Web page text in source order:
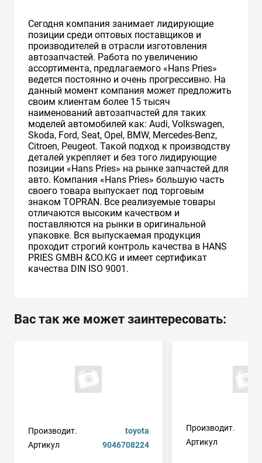
Сегодня компания занимает лидирующие
позиции среди оптовых поставщиков и
производителей в отрасли изготовления
автозапчастей. Работа по увеличению
ассортимента, предлагаемого «Hans Pries»
ведется постоянно и очень прогрессивно. На
данный момент компания может предложить
своим клиентам более 15 тысяч
наименований автозапчастей для таких
моделей автомобилей как: Audi, Volkswagen,
Skoda, Ford, Seat, Opel, BMW, Mercedes-Benz,
Citroen, Peugeot. Такой подход к производству
деталей укрепляет и без того лидирующие
позиции «Hans Pries» на рынке запчастей для
авто. Компания «Hans Pries» большую часть
своего товара выпускает под торговым
знаком TOPRAN. Все реализуемые товары
отличаются высоким качеством и
поставляются на рынки в оригинальной
упаковке. Вся выпускаемая продукция
проходит строгий контроль качества в HANS
PRIES GMBH &CO.KG и имеет сертификат
качества DIN ISO 9001.
Вас так же может заинтересовать:
Производит.
toyota
Артикул
9046708224
Производит.
Артикул